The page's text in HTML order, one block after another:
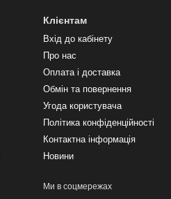
Клієнтам
Вхід до кабінету
Про нас
Оплата і доставка
Обмін та повернення
Угода користувача
Політика конфіденційності
Контактна інформація
Новини
Ми в соцмережах